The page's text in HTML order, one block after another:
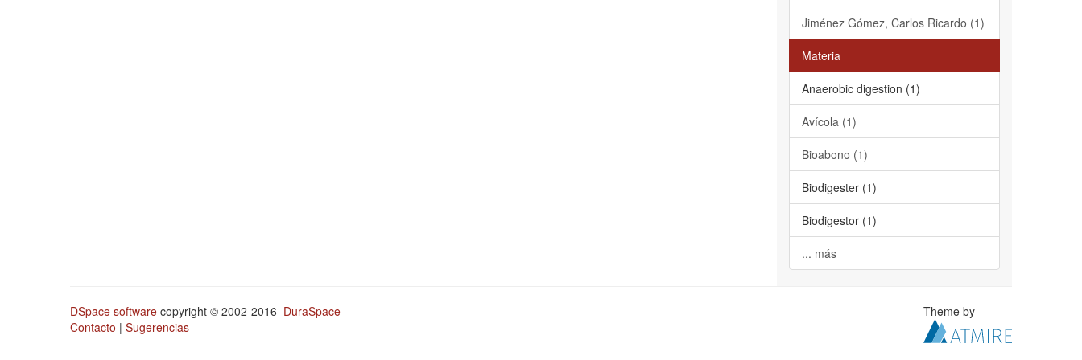
Jiménez Gómez, Carlos Ricardo (1)
Materia
Anaerobic digestion (1)
Avícola (1)
Bioabono (1)
Biodigester (1)
Biodigestor (1)
... más
DSpace software copyright © 2002-2016 DuraSpace
Contacto | Sugerencias
Theme by